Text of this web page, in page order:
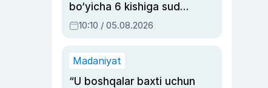
bo‘yicha 6 kishiga sud
hukmi o‘qildi
10:10 / 05.08.2026
Madaniyat
“U boshqalar baxti uchun